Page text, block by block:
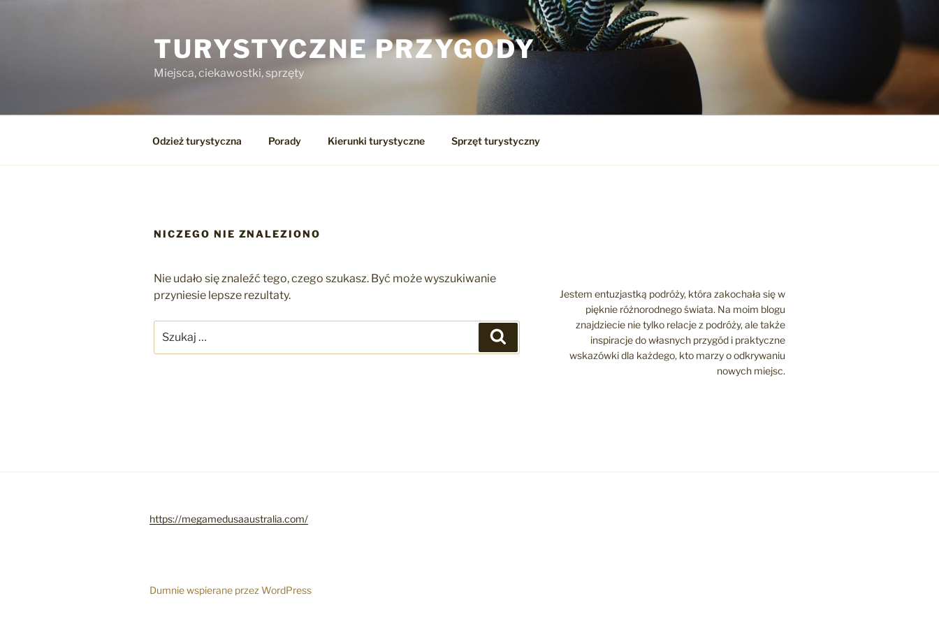
TURYSTYCZNE PRZYGODY
Miejsca, ciekawostki, sprzęty
Odzież turystyczna Porady Kierunki turystyczne Sprzęt turystyczny
NICZEGO NIE ZNALEZIONO
Nie udało się znaleźć tego, czego szukasz. Być może wyszukiwanie
przyniesie lepsze rezultaty.
Jestem entuzjastką podróży, która zakochała się w
pięknie różnorodnego świata. Na moim blogu
znajdziecie nie tylko relacje z podróży, ale także
inspiracje do własnych przygód i praktyczne
wskazówki dla każdego, kto marzy o odkrywaniu
nowych miejsc.
https://megamedusaaustralia.com/
Dumnie wspierane przez WordPress